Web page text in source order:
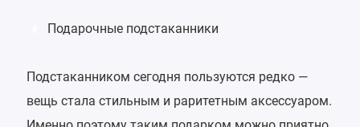
Подарочные подстаканники
Подстаканником сегодня пользуются редко —
вещь стала стильным и раритетным аксессуаром.